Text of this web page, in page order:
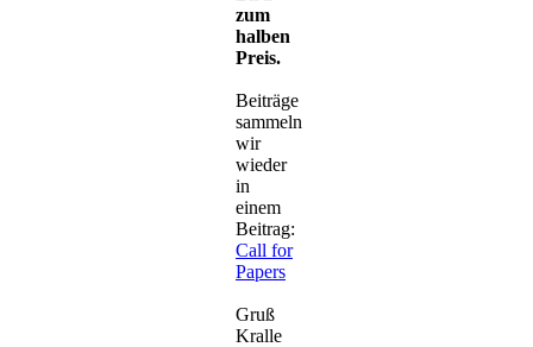
zum
halben
Preis.
Beiträge
sammeln
wir
wieder
in
einem
Beitrag:
Call for
Papers
Gruß
Kralle